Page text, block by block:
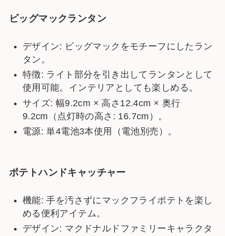
ビッグマックランタン
デザイン: ビッグマックをモチーフにしたラン
タン。
特徴: ライト部分を引き出してランタンとして
使用可能。インテリアとしても楽しめる。
サイズ: 幅9.2cm × 高さ12.4cm × 奥行
9.2cm（点灯時の高さ: 16.7cm）。
電源: 単4電池3本使用（電池別売）。
ポテトハンドキャッチャー
機能: 手を汚さずにマックフライポテトを楽し
める便利アイテム。
デザイン: マクドナルドファミリーキャラクタ